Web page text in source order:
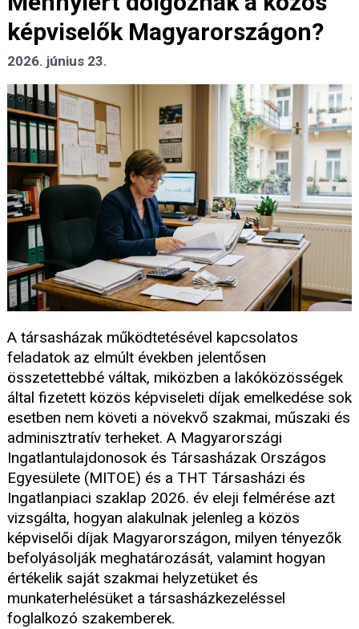
képviselők Magyarországon?
2026. június 23.
A társasházak működtetésével kapcsolatos
feladatok az elmúlt években jelentősen
összetettebbé váltak, miközben a lakóközösségek
által fizetett közös képviseleti díjak emelkedése sok
esetben nem követi a növekvő szakmai, műszaki és
adminisztratív terheket. A Magyarországi
Ingatlantulajdonosok és Társasházak Országos
Egyesülete (MITOE) és a THT Társasházi és
Ingatlanpiaci szaklap 2026. év eleji felmérése azt
vizsgálta, hogyan alakulnak jelenleg a közös
képviselői díjak Magyarországon, milyen tényezők
befolyásolják meghatározását, valamint hogyan
értékelik saját szakmai helyzetüket és
munkaterhelésüket a társasházkezeléssel
foglalkozó szakemberek.